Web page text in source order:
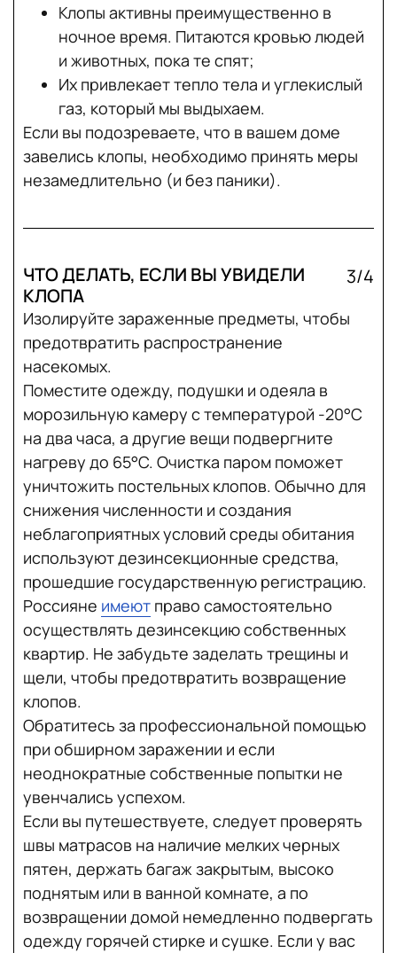
Клопы активны преимущественно в
ночное время. Питаются кровью людей
и животных, пока те спят;
Их привлекает тепло тела и углекислый
газ, который мы выдыхаем.
Если вы подозреваете, что в вашем доме
завелись клопы, необходимо принять меры
незамедлительно (и без паники).
ЧТО ДЕЛАТЬ, ЕСЛИ ВЫ УВИДЕЛИ
КЛОПА
3/4
Изолируйте зараженные предметы, чтобы
предотвратить распространение
насекомых.
Поместите одежду, подушки и одеяла в
морозильную камеру с температурой -20°C
на два часа, а другие вещи подвергните
нагреву до 65°C. Очистка паром поможет
уничтожить постельных клопов. Обычно для
снижения численности и создания
неблагоприятных условий среды обитания
используют дезинсекционные средства,
прошедшие государственную регистрацию.
Россияне имеют право самостоятельно
осуществлять дезинсекцию собственных
квартир. Не забудьте заделать трещины и
щели, чтобы предотвратить возвращение
клопов.
Обратитесь за профессиональной помощью
при обширном заражении и если
неоднократные собственные попытки не
увенчались успехом.
Если вы путешествуете, следует проверять
швы матрасов на наличие мелких черных
пятен, держать багаж закрытым, высоко
поднятым или в ванной комнате, а по
возвращении домой немедленно подвергать
одежду горячей стирке и сушке. Если у вас